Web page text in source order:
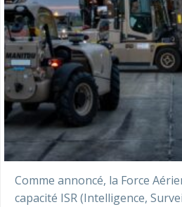
Comme annoncé, la Force
capacité ISR (Intelligence,